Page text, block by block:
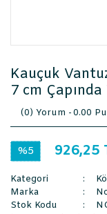
Kauçuk
7 cm
(0) Yorum -0.00
%5 926,25
Kategori
Marka
Stok Kodu